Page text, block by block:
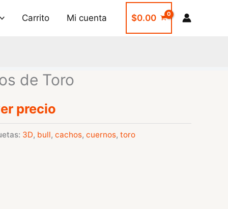
Carrito Mi cuenta $0.00
de Toro
precio
3D, bull, cachos, cuernos, toro